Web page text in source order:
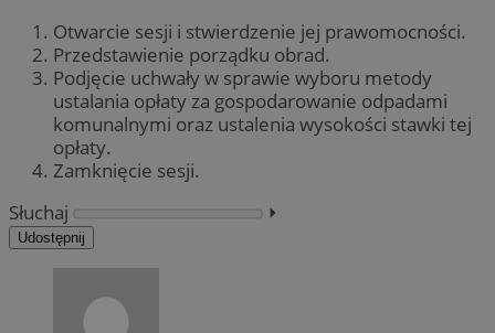
Otwarcie sesji i stwierdzenie jej prawomocności.
Przedstawienie porządku obrad.
Podjęcie uchwały w sprawie wyboru metody
ustalania opłaty za gospodarowanie odpadami
komunalnymi oraz ustalenia wysokości stawki tej
opłaty.
Zamknięcie sesji.
Słuchaj
⏵︎
Udostępnij